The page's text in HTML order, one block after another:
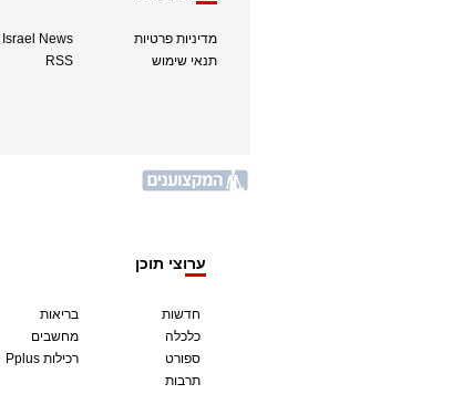
מדיניות פרטיות
תנאי שימוש
Israel News
RSS
ערוצי תוכן
חדשות
כלכלה
ספורט
תרבות
בריאות
מחשבים
Pplus רכילות